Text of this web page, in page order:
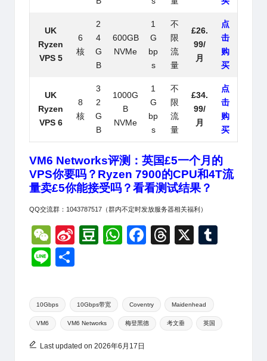
UK
Ryzen
VPS 5
6
核
2
4
G
B
600GB
NVMe
1
G
bp
s
不
限
流
量
£26.
99/
月
点
击
购
买
UK
Ryzen
VPS 6
8
核
3
2
G
B
1000G
B
NVMe
1
G
bp
s
不
限
流
量
£34.
99/
月
点
击
购
买
VM6 Networks评测：英国£5一个月的
VPS你要吗？Ryzen 7900的CPU和4T流
量卖£5你能接受吗？看看测试结果？
QQ交流群：1043787517（群内不定时发放服务器相关福利）
W
e
C
h
at
Si
W
ei
b
o
D
b
a
n
W
s
A
p
p
F
e
b
o
T
a
d
s
X
r
Li
e
Tags:
10Gbps 10Gbps带宽 Coventry Maidenhead
VM6 VM6 Networks 梅登黑德 考文垂 英国
Last updated on 2026年6月17日